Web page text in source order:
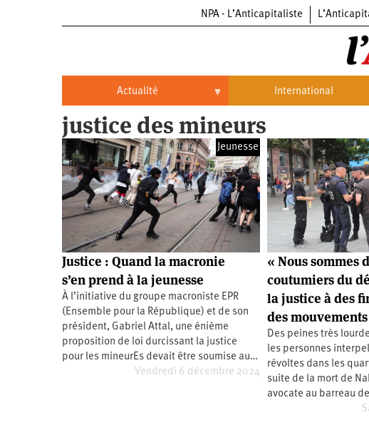
NPA - L’Anticapitaliste
Actualité
Actualité
Politique
Entreprises
Entreprises
Automobile
Aéronautique
Commerce
Hôpitaux
SNCF
Oppressions
Oppressions
Antiracisme
Féminisme
LGBTI
Économie
Éducation
Santé
Vidéos
International
International
Brésil
Chine
États-
Unis
Continents
Afrique
Amérique
Nord
Amérique
latine
justice des mineurs
Jeunesse
Justice : Quand la macronie
s’en prend à la jeunesse
À l’initiative du groupe macroniste EPR
(Ensemble pour la République) et de son
président, Gabriel Attal, une énième
proposition de loi durcissant la justice
pour les mineurEs devait être soumise au…
Vendredi 6 décembre 2024
« Nous sommes
coutumiers du
la justice à des
des
Des peines très
les personnes
révoltes dans les
suite de la mort de
avocate au barreau